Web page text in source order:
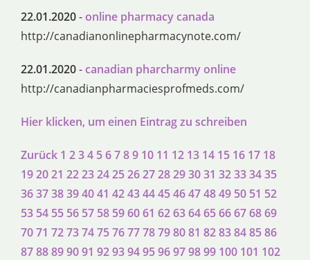
22.01.2020-online pharmacy canada
http://canadianonlinepharmacynote.com/
22.01.2020-canadian pharcharmy online
http://canadianpharmaciesprofmeds.com/
Hier klicken, um einen Eintrag zu schreiben
Zurück 1 234 56789 10 11 12 13 14 15 16 17 18
192021 22232425262728293031 32333435
363738394041 4243444546474849 50 51 52
53 54 55 56 57 58 596061 6263646566676869
7071 72737475767778798081 8283848586
8788899091 9293949596979899 100 101 102